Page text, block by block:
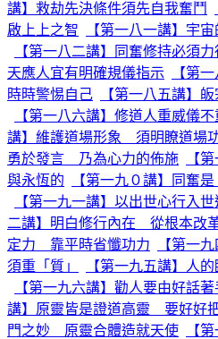
講】救劫先決條件須先自我奮鬥
啟上上之智
【第一八一講】宇
【第一八二講】同奮修持必須
天應人宜有明確規儀指示
【第
時時警惕自己
【第一八五講】
【第一八六講】修道人重威儀
講】維護道場形象 須明瞭道場
勇於發言 乃為心力的佈施
【
與永恆的
【第一九０講】同奮
【第一九一講】以出世心行入
二講】明白修行內在 從根本改
定力 靠平時省懺功力
【第一
須重「質」
【第一九五講】人
【第一九六講】勸人要由好話
講】原靈皆是證道高靈 要好好
門之妙 原靈合體造就天使
【